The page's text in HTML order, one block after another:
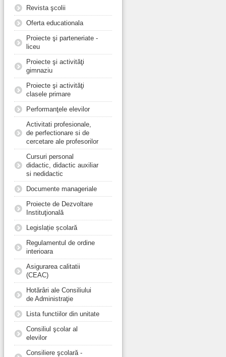
Revista şcolii
Oferta educationala
Proiecte şi parteneriate -
liceu
Proiecte şi activităţi
gimnaziu
Proiecte şi activităţi
clasele primare
Performanţele elevilor
Activitati profesionale,
de perfectionare si de
cercetare ale profesorilor
Cursuri personal
didactic, didactic auxiliar
si nedidactic
Documente manageriale
Proiecte de Dezvoltare
Instituţională
Legislație școlară
Regulamentul de ordine
interioara
Asigurarea calitatii
(CEAC)
Hotărâri ale Consiliului
de Administraţie
Lista functiilor din unitate
Consiliul şcolar al
elevilor
Consiliere şcolară -